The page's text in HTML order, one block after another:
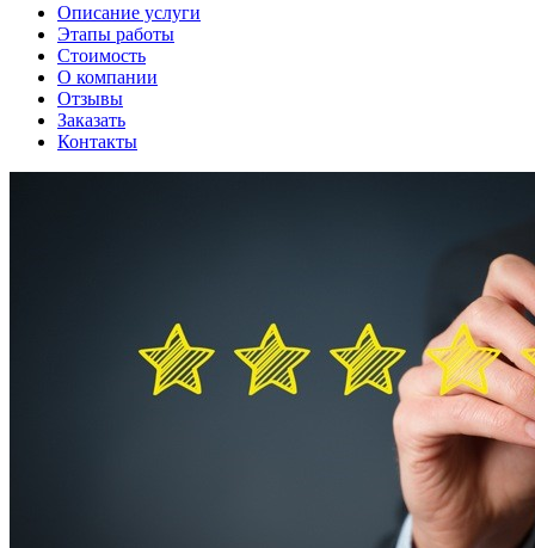
Описание услуги
Этапы работы
Стоимость
О компании
Отзывы
Заказать
Контакты